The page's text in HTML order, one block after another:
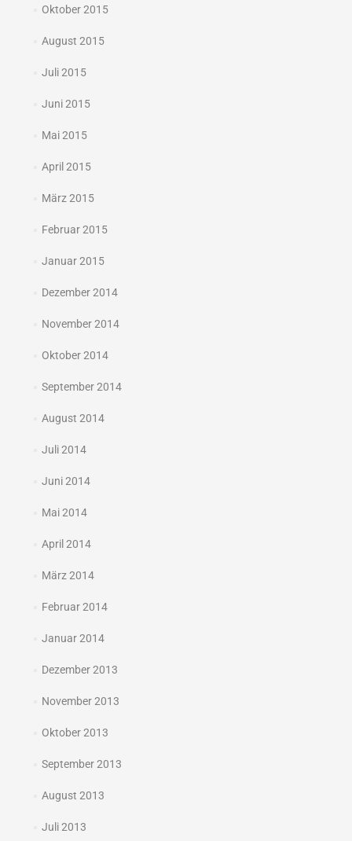
Oktober 2015
August 2015
Juli 2015
Juni 2015
Mai 2015
April 2015
März 2015
Februar 2015
Januar 2015
Dezember 2014
November 2014
Oktober 2014
September 2014
August 2014
Juli 2014
Juni 2014
Mai 2014
April 2014
März 2014
Februar 2014
Januar 2014
Dezember 2013
November 2013
Oktober 2013
September 2013
August 2013
Juli 2013